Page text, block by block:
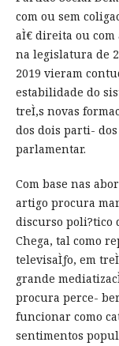
com ou sem
aÌ€ direita ou com
na legislatura de
2019 vieram
estabilidade do
treÌ‚s novas
dos dois parti-
parlamentar.
Com base nas
artigo procura
discurso poli?tico
Chega, tal como
televisaÌƒo, em
grande
procura perce-
funcionar como
sentimentos